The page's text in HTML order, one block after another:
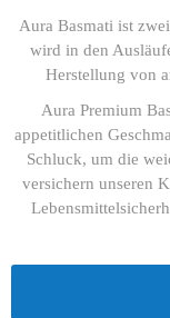
Aura Basmati ist
wird in den
Herstellung von
Aura Premium
appetitlichen
Schluck, um die
versichern unseren